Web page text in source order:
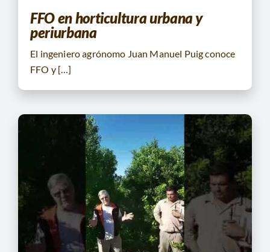
FFO en horticultura urbana y
periurbana
El ingeniero agrónomo Juan Manuel Puig conoce
FFO y […]